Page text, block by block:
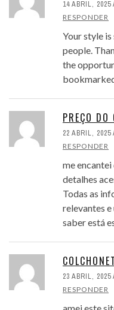
14 ABRIL, 2025
RESPONDER
Your style
people.
the
PREÇO
22 ABRIL, 2025
RESPONDER
me encantei
detalhes
Todas as
relevantes
saber está
23 ABRIL, 2025
RESPONDER